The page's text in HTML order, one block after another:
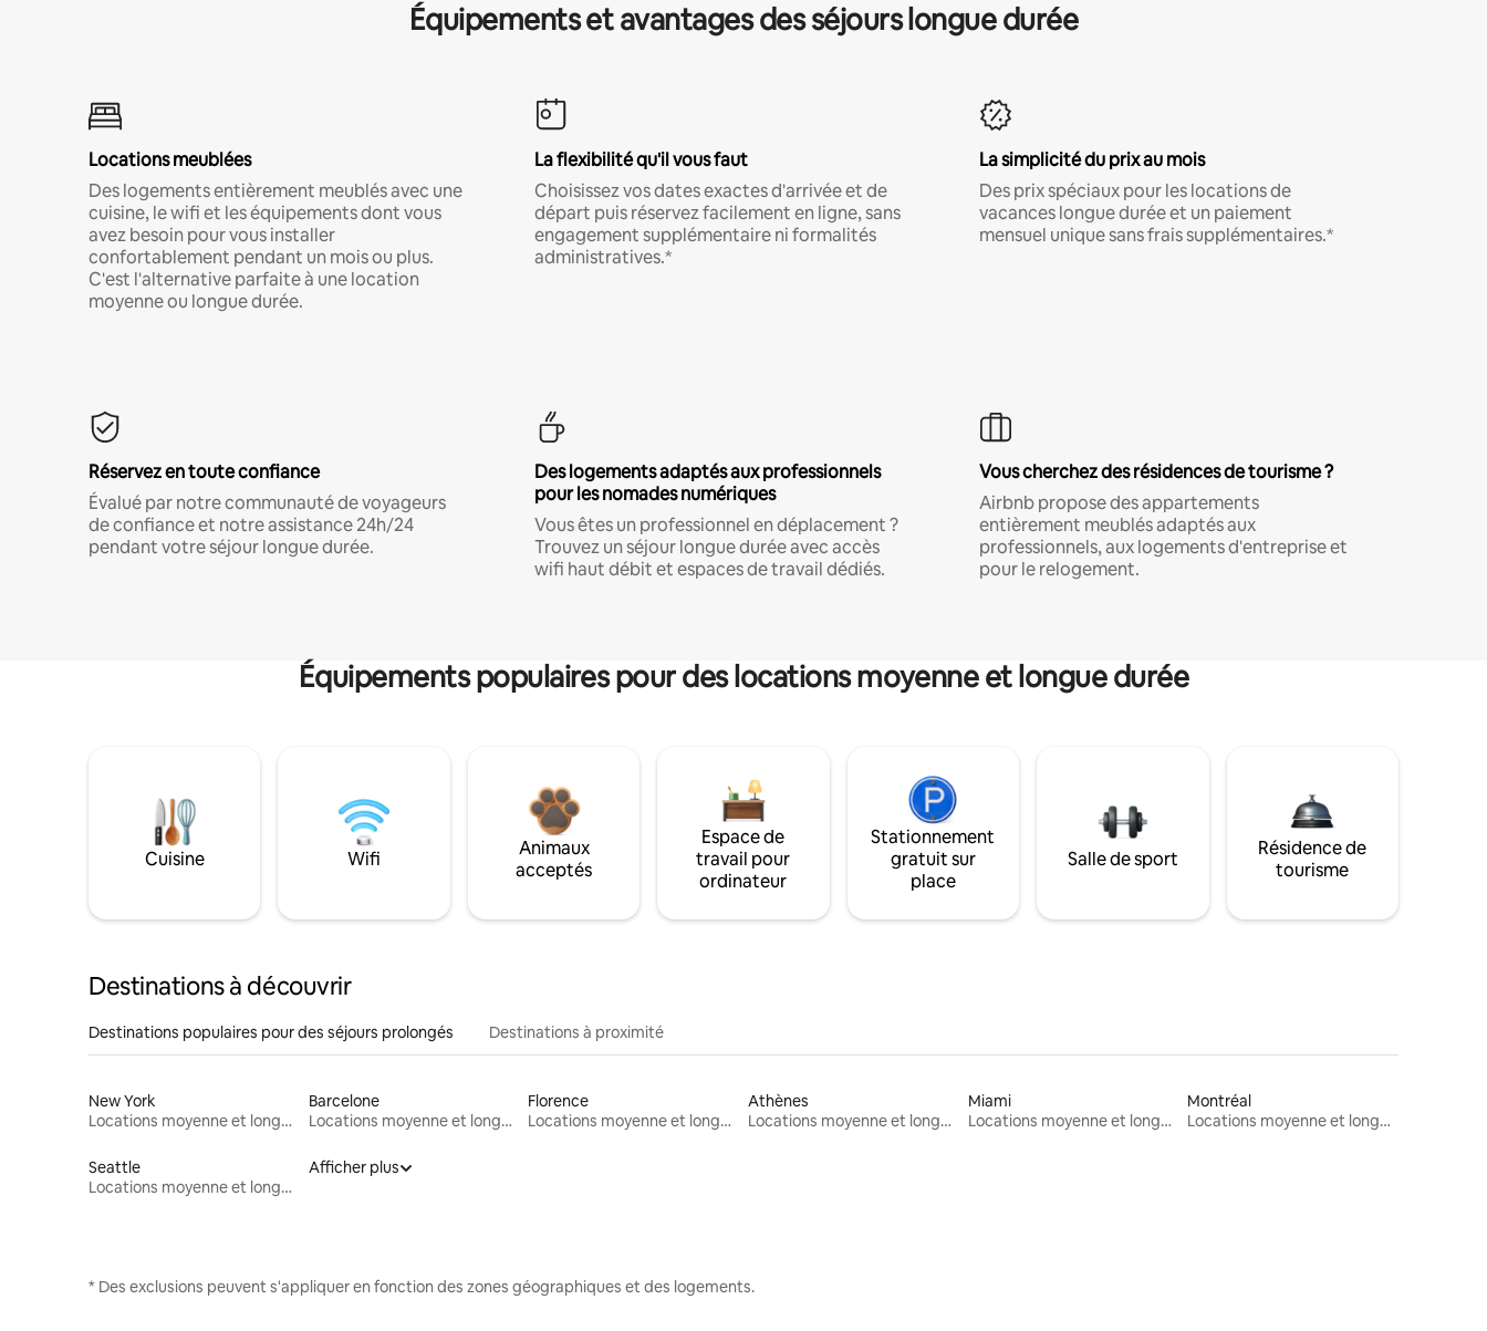
Équipements et avantages des séjours longue durée
Locations meublées
Des logements entièrement meublés avec une
cuisine, le wifi et les équipements dont vous
avez besoin pour vous installer
confortablement pendant un mois ou plus.
C'est l'alternative parfaite à une location
moyenne ou longue durée.
La flexibilité qu'il vous faut
Choisissez vos dates exactes d'arrivée et de
départ puis réservez facilement en ligne, sans
engagement supplémentaire ni formalités
administratives.*
La simplicité du prix au mois
Des prix spéciaux pour les locations de
vacances longue durée et un paiement
mensuel unique sans frais supplémentaires.*
Réservez en toute confiance
Évalué par notre communauté de voyageurs
de confiance et notre assistance 24h/24
pendant votre séjour longue durée.
Des logements adaptés aux professionnels
pour les nomades numériques
Vous êtes un professionnel en déplacement ?
Trouvez un séjour longue durée avec accès
wifi haut débit et espaces de travail dédiés.
Vous cherchez des résidences de tourisme ?
Airbnb propose des appartements
entièrement meublés adaptés aux
professionnels, aux logements d'entreprise et
pour le relogement.
Équipements populaires pour des locations moyenne et longue durée
Cuisine Wifi
Animaux
acceptés
Espace de
travail pour
ordinateur
Stationnement
gratuit sur
place
Salle de sport
Résidence de
tourisme
Destinations à découvrir
Destinations populaires pour des séjours prolongés Destinations à proximité
New York
Locations moyenne et longue durée
Barcelone
Locations moyenne et longue durée
Florence
Locations moyenne et longue durée
Athènes
Locations moyenne et longue durée
Miami
Locations moyenne et longue durée
Montréal
Locations moyenne et longue durée
Seattle
Locations moyenne et longue durée
Afficher plus
* Des exclusions peuvent s'appliquer en fonction des zones géographiques et des logements.